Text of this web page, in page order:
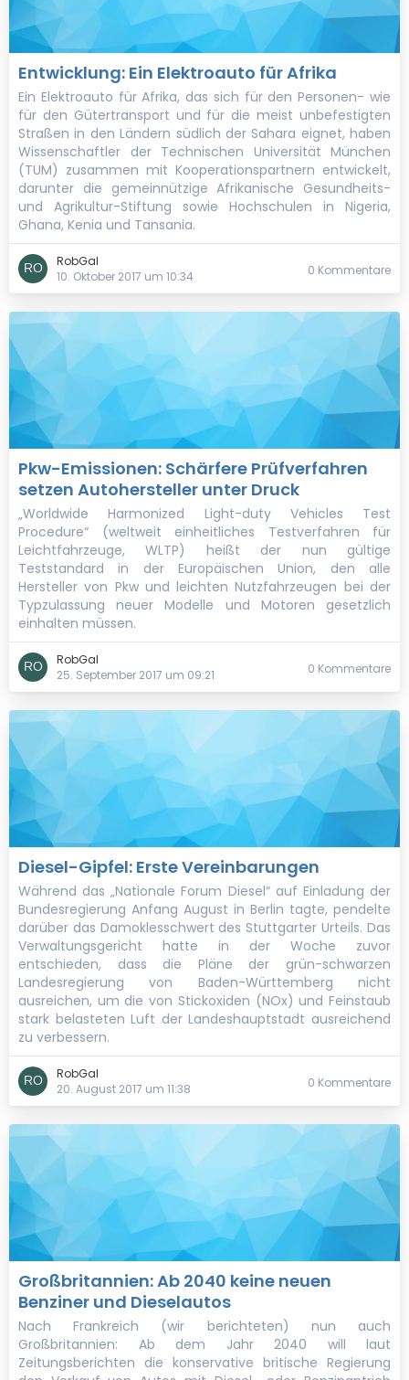
Entwicklung: Ein Elektroauto für Afrika
Ein Elektroauto für Afrika, das sich für den Personen- wie
für den Gütertransport und für die meist unbefestigten
Straßen in den Ländern südlich der Sahara eignet, haben
Wissenschaftler der Technischen Universität München
(TUM) zusammen mit Kooperationspartnern entwickelt,
darunter die gemeinnützige Afrikanische Gesundheits-
und Agrikultur-Stiftung sowie Hochschulen in Nigeria,
Ghana, Kenia und Tansania.
RobGal
10. Oktober 2017 um 10:34
0 Kommentare
Pkw-Emissionen: Schärfere Prüfverfahren
setzen Autohersteller unter Druck
„Worldwide Harmonized Light-duty Vehicles Test
Procedure“ (weltweit einheitliches Testverfahren für
Leichtfahrzeuge, WLTP) heißt der nun gültige
Teststandard in der Europäischen Union, den alle
Hersteller von Pkw und leichten Nutzfahrzeugen bei der
Typzulassung neuer Modelle und Motoren gesetzlich
einhalten müssen.
RobGal
25. September 2017 um 09:21
0 Kommentare
Diesel-Gipfel: Erste Vereinbarungen
Während das „Nationale Forum Diesel“ auf Einladung der
Bundesregierung Anfang August in Berlin tagte, pendelte
darüber das Damoklesschwert des Stuttgarter Urteils. Das
Verwaltungsgericht hatte in der Woche zuvor
entschieden, dass die Pläne der grün-schwarzen
Landesregierung von Baden-Württemberg nicht
ausreichen, um die von Stickoxiden (NOx) und Feinstaub
stark belasteten Luft der Landeshauptstadt ausreichend
zu verbessern.
RobGal
20. August 2017 um 11:38
0 Kommentare
Großbritannien: Ab 2040 keine neuen
Benziner und Dieselautos
Nach Frankreich (wir berichteten) nun auch
Großbritannien: Ab dem Jahr 2040 will laut
Zeitungsberichten die konservative britische Regierung